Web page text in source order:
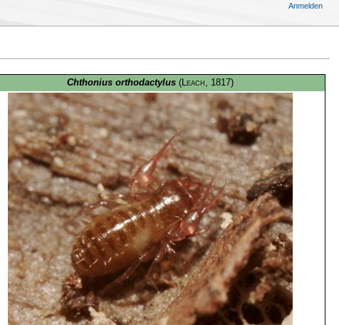
Chthonius orthodactylus (Leach, 1817)
Anmelden